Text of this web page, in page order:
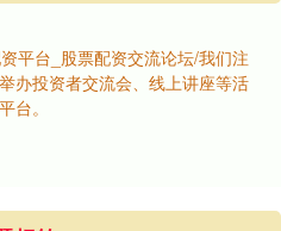
平台_股票配资交流论坛/我们注
办投资者交流会、线上讲座等活
台。